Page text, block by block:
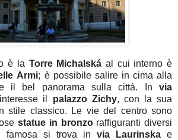
è la Torre Michalská al cui interno è
Armi; è possibile salire in cima alla
il bel panorama sulla città. In via
il palazzo Zichy, con la sua
stile classico. Le vie del centro sono
statue in bronzoraffiguranti diversi
famosa si trova in via Laurinska e